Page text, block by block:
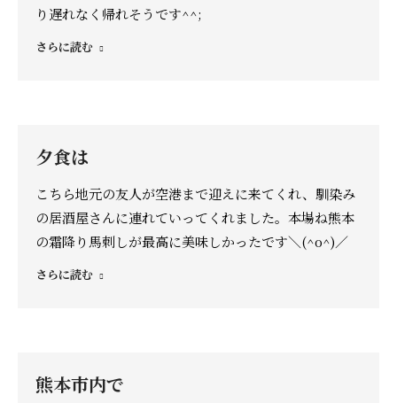
り遅れなく帰れそうです^^;
さらに読む
夕食は
こちら地元の友人が空港まで迎えに来てくれ、馴染み
の居酒屋さんに連れていってくれました。本場ね熊本
の霜降り馬刺しが最高に美味しかったです＼(^o^)／
さらに読む
熊本市内で